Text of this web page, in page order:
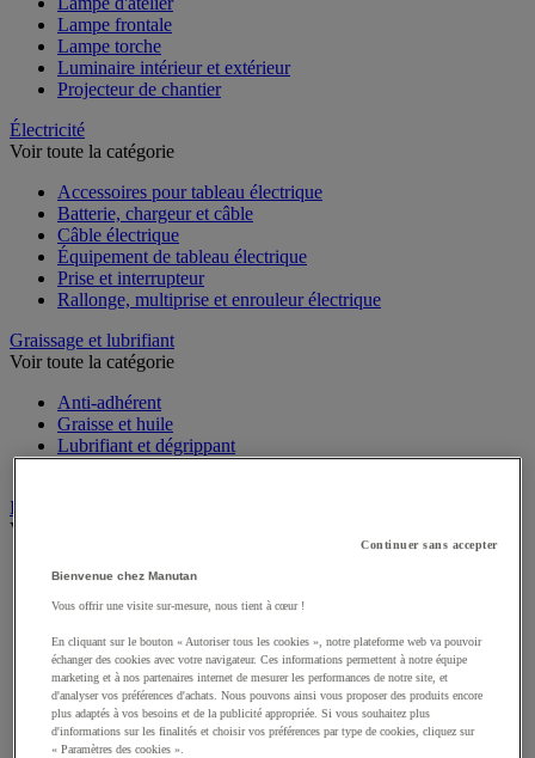
Lampe frontale
Lampe torche
Luminaire intérieur et extérieur
Projecteur de chantier
Électricité
Voir toute la catégorie
Accessoires pour tableau électrique
Batterie, chargeur et câble
Câble électrique
Équipement de tableau électrique
Prise et interrupteur
Rallonge, multiprise et enrouleur électrique
Graissage et lubrifiant
Voir toute la catégorie
Anti-adhérent
Graisse et huile
Lubrifiant et dégrippant
Outils de graissage
Instrument de mesure
Voir toute la catégorie
Balance industrielle
Dynamomètre
Équipement optique
Instrument de mesure de laboratoire
Mesure de distance
Mesure de la vitesse
Mesure de l'environnement
Mesure d'électricité
Continuer sans accepter
Bienvenue chez Manutan
Vous offrir une visite sur-mesure, nous tient à cœur !
En cliquant sur le bouton « Autoriser tous les cookies », notre plateforme web va pouvoir
échanger des cookies avec votre navigateur. Ces informations permettent à notre équipe
marketing et à nos partenaires internet de mesurer les performances de notre site, et
d'analyser vos préférences d'achats. Nous pouvons ainsi vous proposer des produits encore
plus adaptés à vos besoins et de la publicité appropriée. Si vous souhaitez plus
d'informations sur les finalités et choisir vos préférences par type de cookies, cliquez sur
« Paramètres des cookies ».